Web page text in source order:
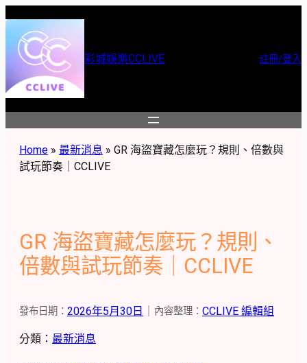
至
容
彩城娛樂CCLIVE 註冊/登入
Home » 最新消息 » GR 海盜寶藏怎麼玩？規則、倍數與
試玩節奏｜CCLIVE
GR 海盜寶藏怎麼玩？規則、
倍數與試玩節奏｜CCLIVE
發布日期： 2026年5月30日 內容整理： CCLIVE 編輯組
分類： 最新消息